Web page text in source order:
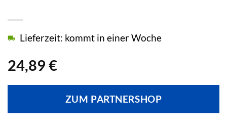
24,89 €
Lieferzeit: kommt in einer Woche
ZUM PARTNERSHOP